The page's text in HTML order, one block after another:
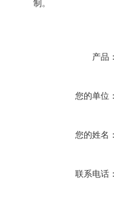
制。
产品
您的单位
您的姓名
联系电话